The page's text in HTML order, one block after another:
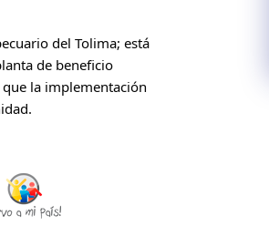
del Tolima; está
de beneficio
la implementación